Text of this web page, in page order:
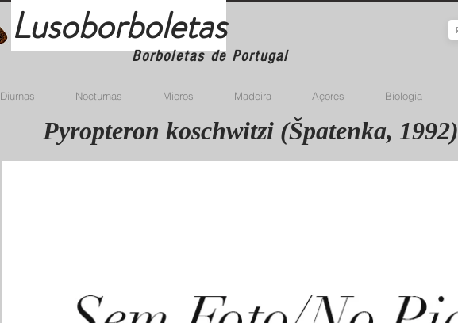
Lusoborboletas
Borboletas de Portugal
Diurnas Nocturnas Micros Madeira Açores Biologia
Pyropteron koschwitzi (Špatenka, 1992)